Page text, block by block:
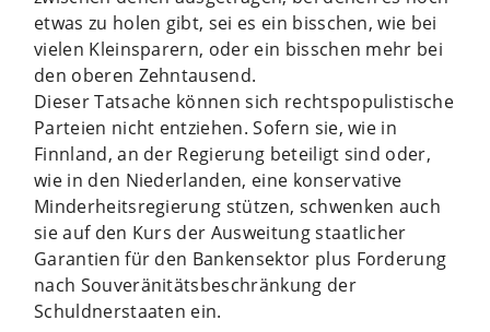
etwas zu holen gibt, sei es ein bisschen, wie bei
vielen Kleinsparern, oder ein bisschen mehr bei
den oberen Zehntausend.
Dieser Tatsache können sich rechtspopulistische
Parteien nicht entziehen. Sofern sie, wie in
Finnland, an der Regierung beteiligt sind oder,
wie in den Niederlanden, eine konservative
Minderheitsregierung stützen, schwenken auch
sie auf den Kurs der Ausweitung staatlicher
Garantien für den Bankensektor plus Forderung
nach Souveränitätsbeschränkung der
Schuldnerstaaten ein.